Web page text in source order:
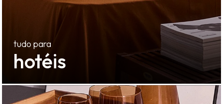
hotéis